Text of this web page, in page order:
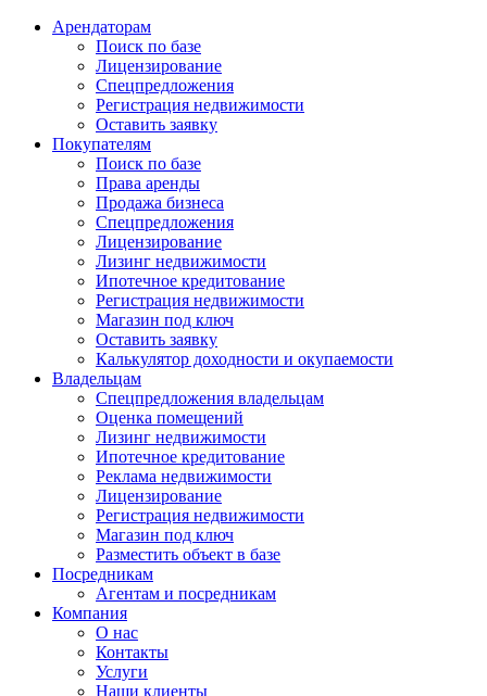
Арендаторам
Поиск по базе
Лицензирование
Спецпредложения
Регистрация недвижимости
Оставить заявку
Покупателям
Поиск по базе
Права аренды
Продажа бизнеса
Спецпредложения
Лицензирование
Лизинг недвижимости
Ипотечное кредитование
Регистрация недвижимости
Магазин под ключ
Оставить заявку
Калькулятор доходности и окупаемости
Владельцам
Спецпредложения владельцам
Оценка помещений
Лизинг недвижимости
Ипотечное кредитование
Реклама недвижимости
Лицензирование
Регистрация недвижимости
Магазин под ключ
Разместить объект в базе
Посредникам
Агентам и посредникам
Компания
О нас
Контакты
Услуги
Наши клиенты